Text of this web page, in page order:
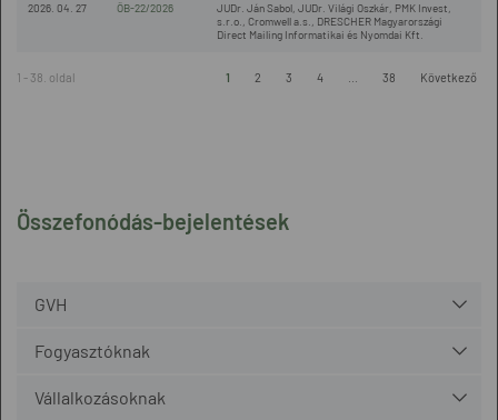
Összefonódás-bejelentések
GVH
Fogyasztóknak
Vállalkozásoknak
2026. 04. 27 ÖB-22/2026
JUDr. Ján Sabol, JUDr. Világi Oszkár, PMK Invest,
s.r.o., Cromwell a.s., DRESCHER Magyarországi
Direct Mailing Informatikai és Nyomdai Kft.
1 - 38. oldal 1 2 3 4 38 Következő